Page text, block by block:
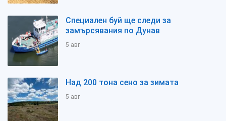
Специален буй ще следи за
замърсявания по Дунав
5 авг
Над 200 тона сено за зимата
5 авг